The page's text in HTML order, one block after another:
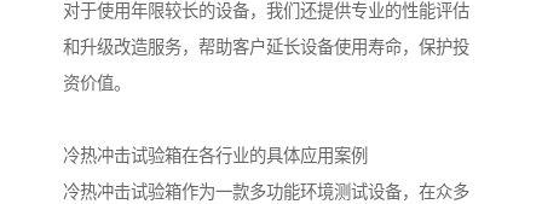
对于使用年限较长的设备，我们还提供专业的性能评估
和升级改造服务，帮助客户延长设备使用寿命，保护投
资价值。
冷热冲击试验箱在各行业的具体应用案例
冷热冲击试验箱作为一款多功能环境测试设备，在众多